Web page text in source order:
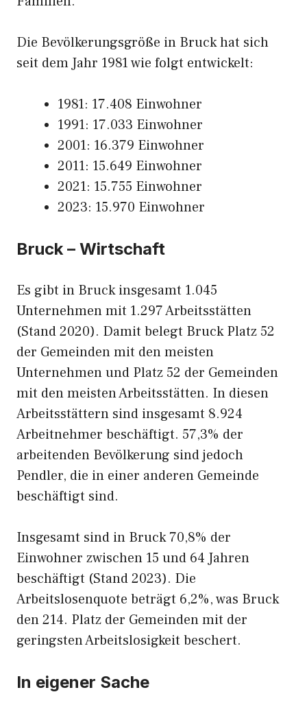
Die Bevölkerungsgröße in Bruck hat sich
seit dem Jahr 1981 wie folgt entwickelt:
1981: 17.408 Einwohner
1991: 17.033 Einwohner
2001: 16.379 Einwohner
2011: 15.649 Einwohner
2021: 15.755 Einwohner
2023: 15.970 Einwohner
Bruck – Wirtschaft
Es gibt in Bruck insgesamt 1.045
Unternehmen mit 1.297 Arbeitsstätten
(Stand 2020). Damit belegt Bruck Platz 52
der Gemeinden mit den meisten
Unternehmen und Platz 52 der Gemeinden
mit den meisten Arbeitsstätten. In diesen
Arbeitsstättern sind insgesamt 8.924
Arbeitnehmer beschäftigt. 57,3% der
arbeitenden Bevölkerung sind jedoch
Pendler, die in einer anderen Gemeinde
beschäftigt sind.
Insgesamt sind in Bruck 70,8% der
Einwohner zwischen 15 und 64 Jahren
beschäftigt (Stand 2023). Die
Arbeitslosenquote beträgt 6,2%, was Bruck
den 214. Platz der Gemeinden mit der
geringsten Arbeitslosigkeit beschert.
In eigener Sache